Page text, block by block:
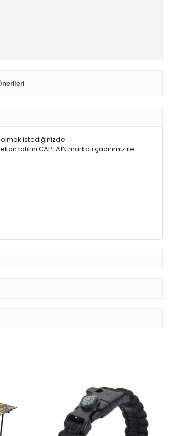
istediğinizde
tatilini CAPTAİN markalı çadırımız ile